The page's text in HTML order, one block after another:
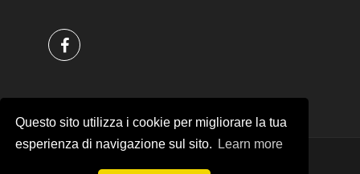
Questo sito utilizza i cookie per migliorare la tua
esperienza di navigazione sul sito.
Learn more